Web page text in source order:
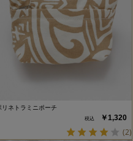
リネトラミニポーチ
￥1,320
(2)